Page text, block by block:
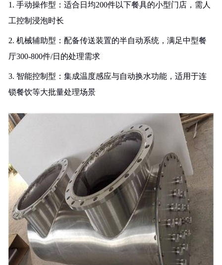
1. 手动操作型：适合日均200件以下餐具的小型门店，需人
工控制浸泡时长
2. 机械辅助型：配备传送装置的半自动系统，满足中型餐
厅300-800件/日的处理需求
3. 智能控制型：集成温度感应与自动换水功能，适用于连
锁餐饮等大批量处理场景